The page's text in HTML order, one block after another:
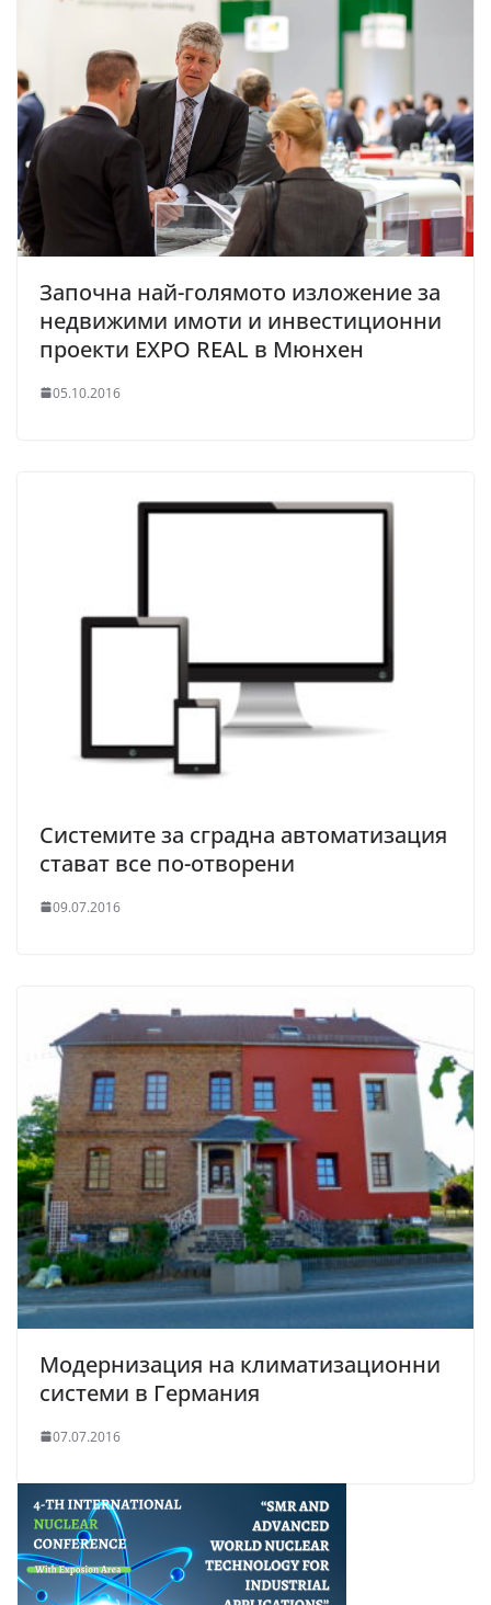
Започна най-голямото изложение за
недвижими имоти и инвестиционни
проекти EXPO REAL в Мюнхен
05.10.2016
Системите за сградна автоматизация
стават все по-отворени
09.07.2016
Модернизация на климатизационни
системи в Германия
07.07.2016